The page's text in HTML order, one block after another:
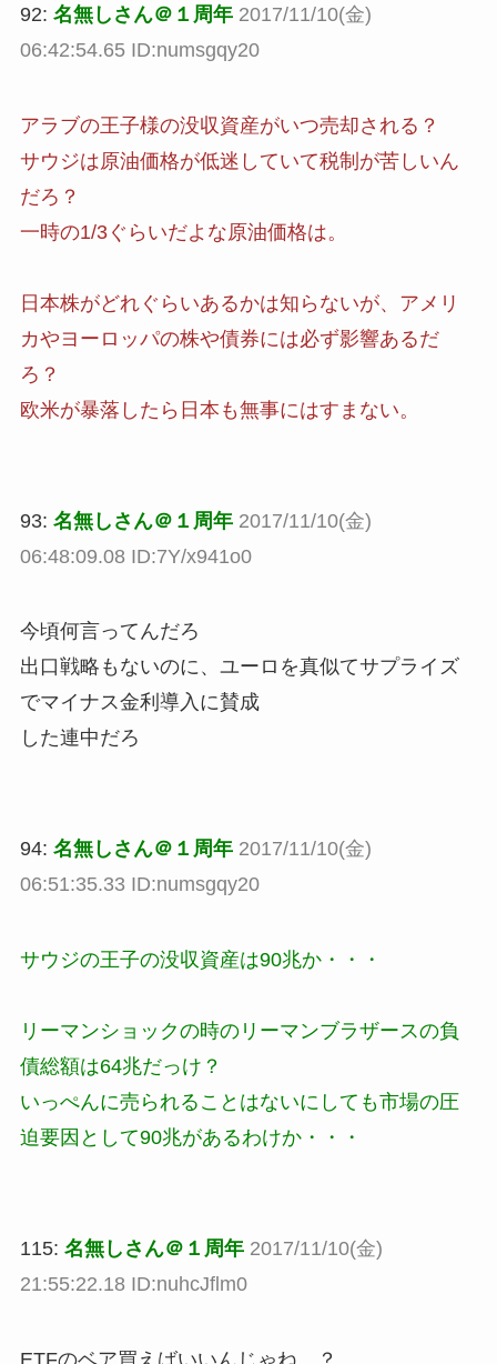
92: 名無しさん＠１周年 2017/11/10(金)
06:42:54.65 ID:numsgqy20
アラブの王子様の没収資産がいつ売却される？
サウジは原油価格が低迷していて税制が苦しいん
だろ？
一時の1/3ぐらいだよな原油価格は。
日本株がどれぐらいあるかは知らないが、アメリ
カやヨーロッパの株や債券には必ず影響あるだ
ろ？
欧米が暴落したら日本も無事にはすまない。
93: 名無しさん＠１周年 2017/11/10(金)
06:48:09.08 ID:7Y/x941o0
今頃何言ってんだろ
出口戦略もないのに、ユーロを真似てサプライズ
でマイナス金利導入に賛成
した連中だろ
94: 名無しさん＠１周年 2017/11/10(金)
06:51:35.33 ID:numsgqy20
サウジの王子の没収資産は90兆か・・・
リーマンショックの時のリーマンブラザースの負
債総額は64兆だっけ？
いっぺんに売られることはないにしても市場の圧
迫要因として90兆があるわけか・・・
115: 名無しさん＠１周年 2017/11/10(金)
21:55:22.18 ID:nuhcJflm0
ETFのベア買えばいいんじゃね＿？